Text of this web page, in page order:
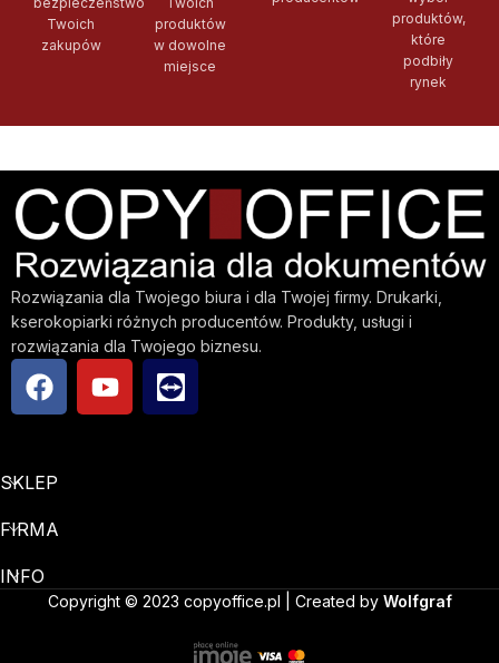
Twoich
zakupów
produktów
w dowolne
miejsce
produktów,
które
podbiły
rynek
Rozwiązania dla Twojego biura i dla Twojej firmy. Drukarki,
kserokopiarki różnych producentów. Produkty, usługi i
rozwiązania dla Twojego biznesu.
SKLEP
FIRMA
INFO
Copyright © 2023 copyoffice.pl | Created by Wolfgraf